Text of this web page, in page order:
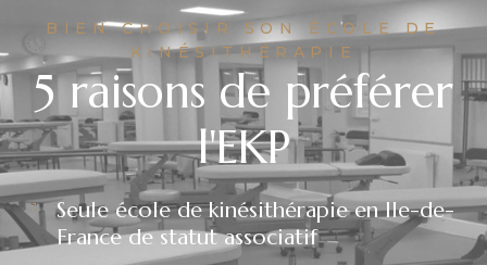
BIEN CHOISIR SON ÉCOLE DE
KINÉSITHÉRAPIE
5 raisons de préférer
l'EKP
Seule école de kinésithérapie en Ile-de-
France de statut associatif